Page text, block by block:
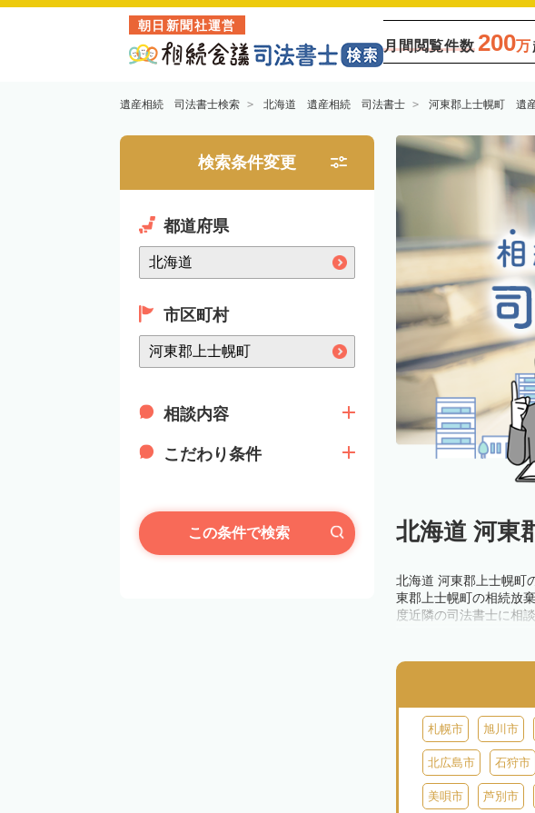
朝日新聞社運営
月間閲覧件数 200万
遺産相続 司法書士検索 北海道 遺産相続 司法書士 河東郡上士幌町 遺
検索条件変更
都道府県
市区町村
相談内容
こだわり条件
この条件で検索 北海道 河東
北海道 河東郡上士幌町
東郡上士幌町の相続放
度近隣の司法書士に相
札幌市 旭川市
北広島市 石狩市
美唄市 芦別市